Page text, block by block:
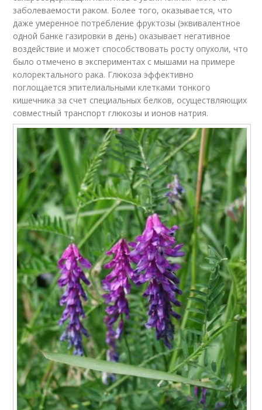
заболеваемости раком. Более того, оказывается, что
даже умеренное потребление фруктозы (эквивалентное
одной банке газировки в день) оказывает негативное
воздействие и может способствовать росту опухоли, что
было отмечено в экспериментах с мышами на примере
колоректального рака. Глюкоза эффективно
поглощается эпителиальными клетками тонкого
кишечника за счет специальных белков, осуществляющих
совместный транспорт глюкозы и ионов натрия.